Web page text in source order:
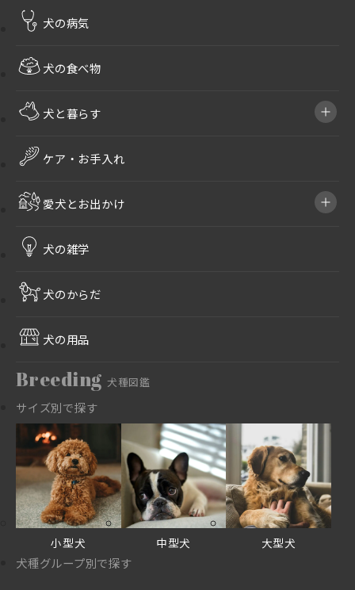
犬の病気
犬の食べ物
犬と暮らす
ケア・お手入れ
愛犬とお出かけ
犬の雑学
犬のからだ
犬の用品
Breeding 犬種図鑑
サイズ別で探す
小型犬 中型犬 大型犬
犬種グループ別で探す